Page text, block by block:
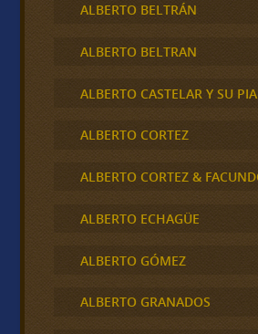
ALBERTO BELTRÁN
ALBERTO BELTRAN
ALBERTO CASTELAR Y SU
ALBERTO CORTEZ
ALBERTO CORTEZ &
ALBERTO ECHAGÜE
ALBERTO GÓMEZ
ALBERTO GRANADOS